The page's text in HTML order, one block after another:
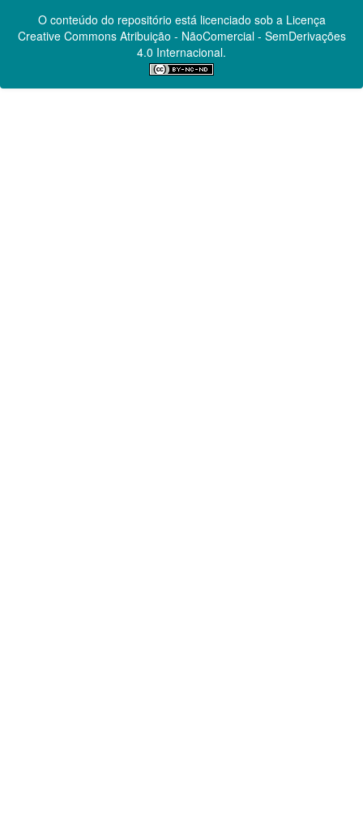
O conteúdo do repositório está licenciado sob a Licença
Creative CommonsAtribuição - NãoComercial - SemDerivações
4.0 Internacional.